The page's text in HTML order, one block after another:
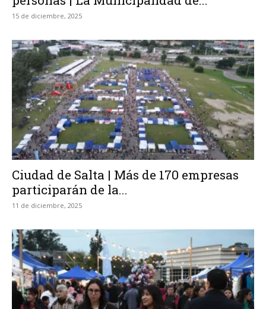
15 de diciembre, 2025
Ciudad de Salta | Más de 170 empresas
participarán de la...
11 de diciembre, 2025